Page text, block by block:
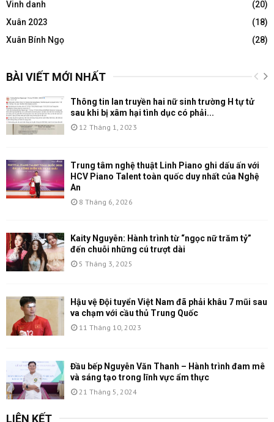
Vinh danh
(20)
Xuân 2023
(18)
Xuân Bính Ngọ
(28)
BÀI VIẾT MỚI NHẤT
Thông tin lan truyền hai nữ sinh trường H tự tử
sau khi bị xâm hại tình dục có phải...
12 Tháng 1, 2023
Trung tâm nghệ thuật Linh Piano ghi dấu ấn với
HCV Piano Talent toàn quốc duy nhất của Nghệ
An
8 Tháng 6, 2026
Kaity Nguyễn: Hành trình từ “ngọc nữ trăm tỷ”
đến chuỗi những cú trượt dài
5 Tháng 3, 2025
Hậu vệ Đội tuyển Việt Nam đã phải khâu 7 mũi sau
va chạm với cầu thủ Trung Quốc
11 Tháng 10, 2023
Đầu bếp Nguyễn Văn Thanh – Hành trình đam mê
và sáng tạo trong lĩnh vực ẩm thực
21 Tháng 5, 2024
LIÊN KẾT